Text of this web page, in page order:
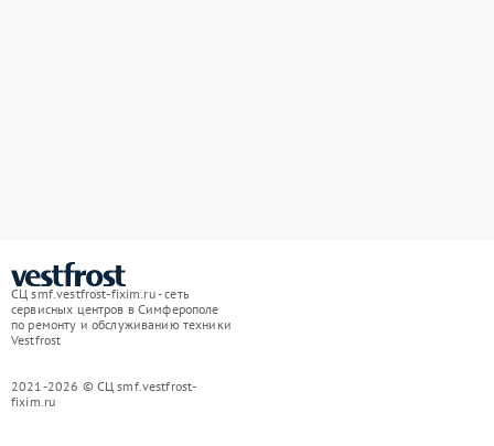
СЦ smf.vestfrost-fixim.ru - сеть
сервисных центров в Симферополе
по ремонту и обслуживанию техники
Vestfrost
2021-2026 © СЦ smf.vestfrost-
fixim.ru